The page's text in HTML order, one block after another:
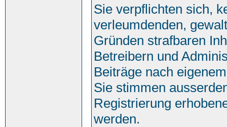
Sie verpflichten sich,
verleumdenden,
Gründen strafbaren
Betreibern und
Beiträge nach
Sie stimmen
Registrierung
werden.